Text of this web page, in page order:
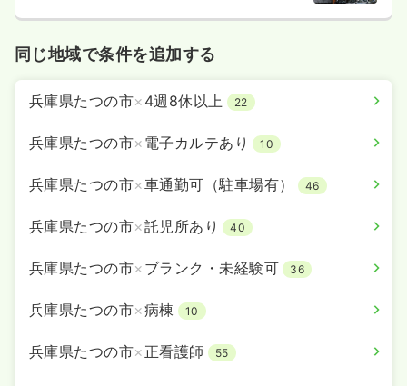
同じ地域で条件を追加する
兵庫県たつの市× 4週8休以上 22
兵庫県たつの市× 電子カルテあり 10
兵庫県たつの市×車通勤可（駐車場有） 46
兵庫県たつの市×託児所あり 40
兵庫県たつの市× ブランク・未経験可 36
兵庫県たつの市×病棟 10
兵庫県たつの市× 正看護師 55